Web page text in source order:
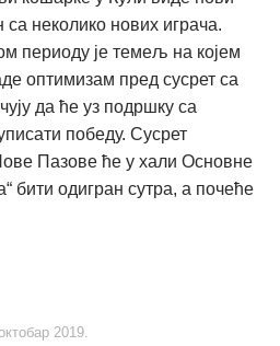
са неколико нових играча.
периоду је темељ на којем
оптимизам пред сусрет са
да ће уз подршку са
победу. Сусрет
Пазове ће у хали Основне
бити одигран сутра, а почеће
2019.